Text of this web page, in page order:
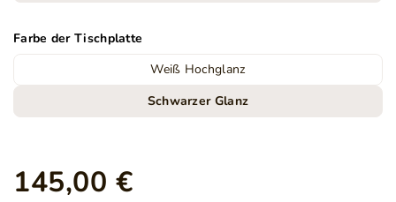
Farbe der Tischplatte
Weiß Hochglanz
Schwarzer Glanz
145,00 €